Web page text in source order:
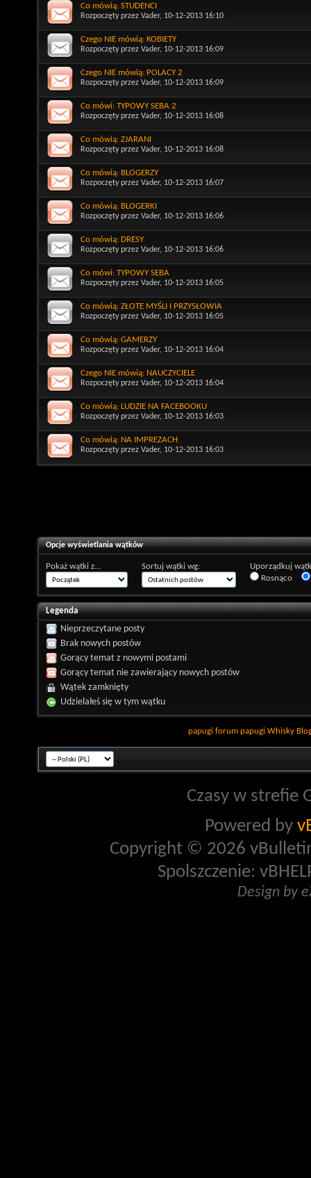
Co mówią: STUDENCI
Rozpoczęty przez Vader, 10-12-2013 16:10
Czego NIE mówią: KOBIETY
Rozpoczęty przez Vader, 10-12-2013 16:09
Czego NIE mówią: POLACY 2
Rozpoczęty przez Vader, 10-12-2013 16:09
Co mówi: TYPOWY SEBA 2
Rozpoczęty przez Vader, 10-12-2013 16:08
Co mówią: ZJARANI
Rozpoczęty przez Vader, 10-12-2013 16:08
Co mówią: BLOGERZY
Rozpoczęty przez Vader, 10-12-2013 16:07
Co mówią: BLOGERKI
Rozpoczęty przez Vader, 10-12-2013 16:06
Co mówią: DRESY
Rozpoczęty przez Vader, 10-12-2013 16:06
Co mówi: TYPOWY SEBA
Rozpoczęty przez Vader, 10-12-2013 16:05
Co mówią: ZŁOTE MYŚLI I PRZYSŁOWIA
Rozpoczęty przez Vader, 10-12-2013 16:05
Co mówią: GAMERZY
Rozpoczęty przez Vader, 10-12-2013 16:04
Czego NIE mówią: NAUCZYCIELE
Rozpoczęty przez Vader, 10-12-2013 16:04
Co mówią: LUDZIE NA FACEBOOKU
Rozpoczęty przez Vader, 10-12-2013 16:03
Co mówią: NA IMPREZACH
Rozpoczęty przez Vader, 10-12-2013 16:03
Opcje wyświetlania wątków
Pokaż wątki z... Sortuj wątki wg:
Uporządkuj
Rosnąco
Legenda
Nieprzeczytane posty
Brak nowych postów
Gorący temat z nowymi postami
Gorący temat nie zawierający nowych postów
Wątek zamknięty
Udzielałeś się w tym wątku
papugi forum papugi Whisky
Czasy w strefie
Powered by
Copyright © 2026
Spolszczenie:
Design by